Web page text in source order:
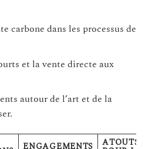
carbone dans les processus de
et la vente directe aux
autour de l’art et de la
ATOUTS